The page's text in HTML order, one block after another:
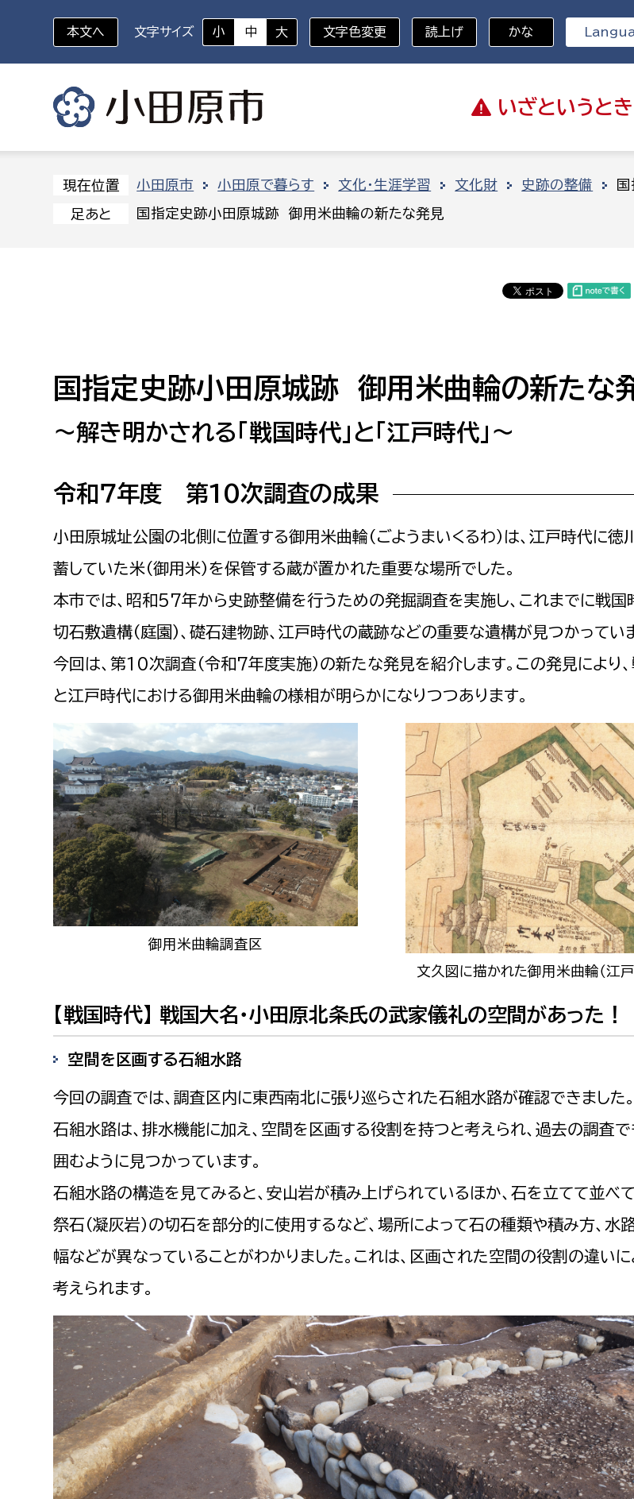
いざと いうと
いざというときに
対象者を選択
高校生・大学生など
若者
障がい者
傷病者
事業者
労働者
求職者
外国人
ペット
分野を選択
防災・安全
福祉・健康
都市基盤
文化・生涯学習
市民活動・地域づくり
行政経営
観光
消防
病院
市議会
組織から探す
部に属さない室 企画部
職員課
市税総務
市民税課
地域政策課
地域安全課
人権・男女共同参画課
戸籍住民課
防災対策課
生涯学習課
図書館
福祉健康部
福祉政策課
生活援護課
高齢介護課
障がい福祉課
保険課
健康づくり課
子ども若者部
子ども政策課
子ども若者支援課
保育課
産業政策
観光課
農政課
水産海浜
建設部
道水路整備課
みどり公園課
会計管理者 市立総合
患者サポー
病院管理局
病院管理局
経営総務課
給排水業務課
浄水管理課
教育総務課
保健給食課
選挙管理
農業委員会事務局
農業委員会事務局
議会局
議会総務課
本文へ 文字サイズ 小 中 大 文字色変更 読上げ かな
現在位置 小田原市 小田原で暮らす 文化・生涯学習 文化財 史跡の整備
足あと 国指定史跡小田原城跡 御用米曲輪の新たな発見
国指定史跡小田原城跡 御用米曲輪の新たな
～解き明かされる「戦国時代」と「江戸時代」～
令和７年度 第10次調査の成果
小田原城址公園の北側に位置する御用米曲輪（ごようまいくるわ）は、江戸時代に徳
蓄していた米（御用米）を保管する蔵が置かれた重要な場所でした。
本市では、昭和57年から史跡整備を行うための発掘調査を実施し、これまでに戦国
切石敷遺構（庭園）、礎石建物跡、江戸時代の蔵跡などの重要な遺構が見つかってい
今回は、第10次調査（令和7年度実施）の新たな発見を紹介します。この発見により
と江戸時代における御用米曲輪の様相が明らかになりつつあります。
御用米曲輪調査区
文久図に描かれた御用米曲輪（江
【戦国時代】 戦国大名・小田原北条氏の武家儀礼の空間があった！
空間を区画する石組水路
今回の調査では、調査区内に東西南北に張り巡らされた石組水路が確認できました。
石組水路は、排水機能に加え、空間を区画する役割を持つと考えられ、過去の調査
囲むように見つかっています。
石組水路の構造を見てみると、安山岩が積み上げられているほか、石を立てて並べ
祭石（凝灰岩）の切石を部分的に使用するなど、場所によって石の種類や積み方、水
幅などが異なっていることがわかりました。これは、区画された空間の役割の違いに
考えられます。